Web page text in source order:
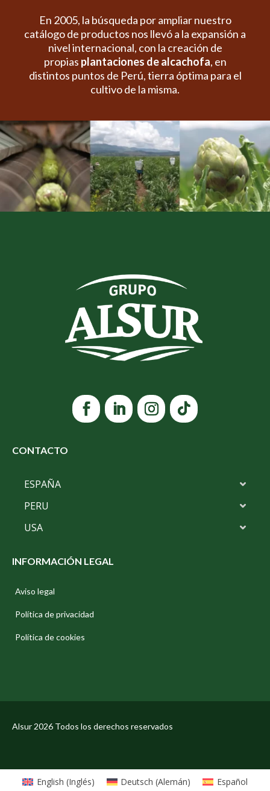
En 2005, la búsqueda por ampliar nuestro
catálogo de productos nos llevó a la expansión a
nivel internacional, con la creación de
propias plantaciones de alcachofa, en
distintos puntos de Perú, tierra óptima para el
cultivo de la misma.
CONTACTO
ESPAÑA
PERU
USA
INFORMACIÓN LEGAL
Aviso legal
Política de privacidad
Política de cookies
Alsur 2026 Todos los derechos reservados
English (Inglés) Deutsch (Alemán) Español